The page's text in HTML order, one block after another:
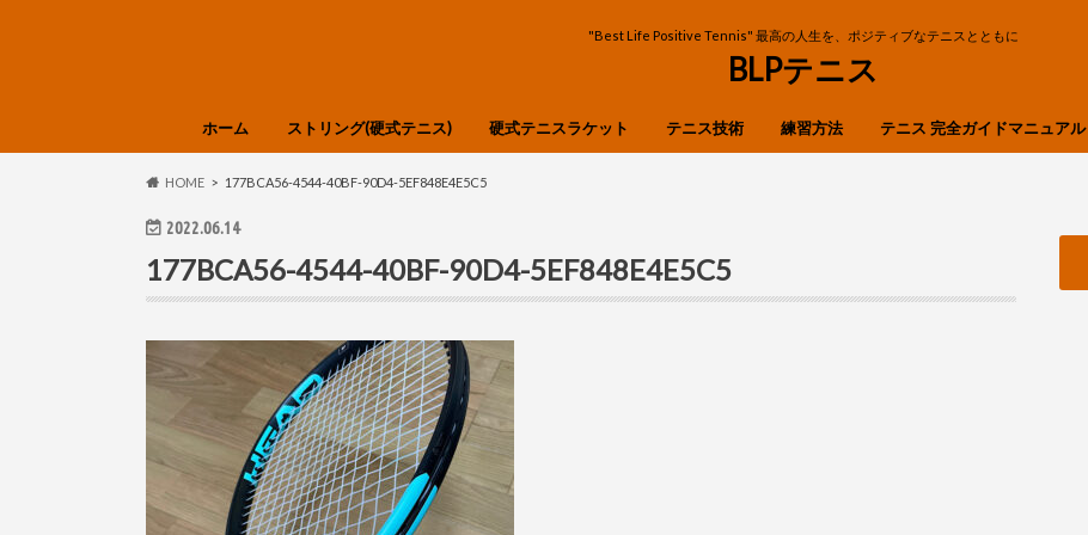
"Best Life Positive Tennis" 最高の人生を、ポジティブなテニスとともに
BLPテニス
ホーム ストリング(硬式テニス) 硬式テニスラケット テニス技術 練習方法 テニス 完全ガイドマニュアル
HOME 177BCA56-4544-40BF-90D4-5EF848E4E5C5
2022.06.14
177BCA56-4544-40BF-90D4-5EF848E4E5C5